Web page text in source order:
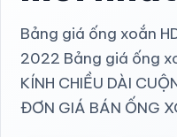
Bảng giá ống xoắn
2022 Bảng giá ống
KÍNH CHIỀU DÀI
ĐƠN GIÁ BÁN ỐNG